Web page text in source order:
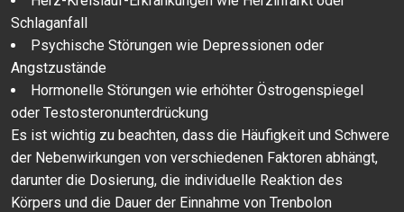
Schlaganfall
Psychische Störungen wie Depressionen oder
Angstzustände
Hormonelle Störungen wie erhöhter Östrogenspiegel
oder Testosteronunterdrückung
Es ist wichtig zu beachten, dass die Häufigkeit und Schwere
der Nebenwirkungen von verschiedenen Faktoren abhängt,
darunter die Dosierung, die individuelle Reaktion des
Körpers und die Dauer der Einnahme von Trenbolon